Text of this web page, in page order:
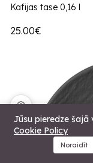
Menu
Kafijas tase 0,16 l
25.00€
Jūsu pieredze
Cookie Policy
Noraidīt
🍪